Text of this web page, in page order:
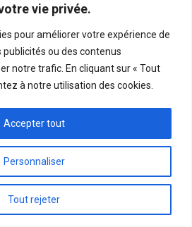
vie privée.
pour améliorer votre expérience de
ou des contenus
notre trafic. En cliquant sur « Tout
à notre utilisation des cookies.
Personnaliser
Tout rejeter
Accepter tout